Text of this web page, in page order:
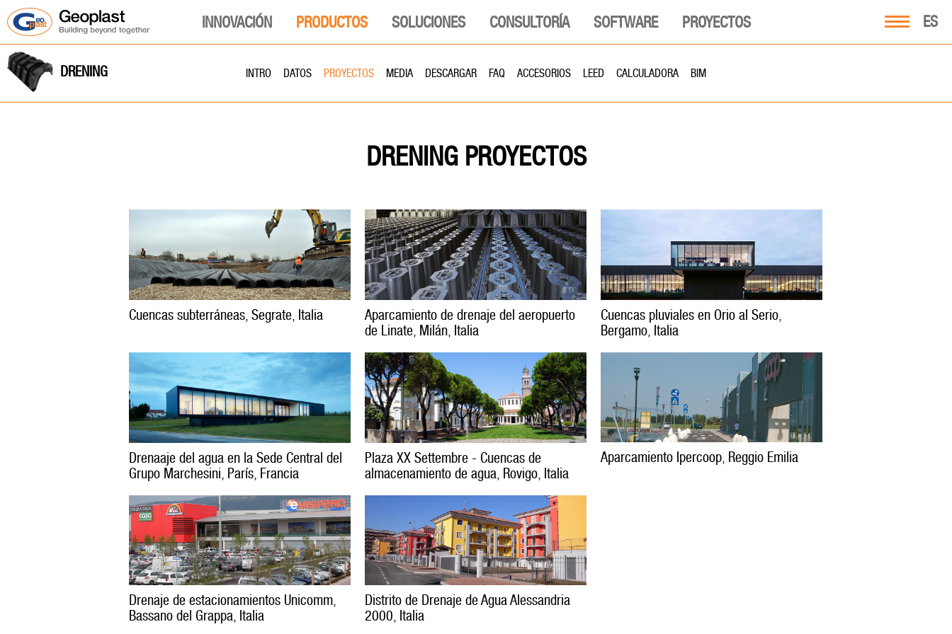
ES
INNOVACIÓN PRODUCTOS SOLUCIONES CONSULTORÍA SOFTWARE PROYECTOS
DRENING INTRO DATOS PROYECTOS MEDIA DESCARGAR FAQ ACCESORIOS LEED CALCULADORA BIM
DRENING PROYECTOS
Cuencas subterráneas, Segrate, Italia
Aparcamiento de drenaje del aeropuerto
de Linate, Milán, Italia
Cuencas pluviales en Orio al Serio,
Bergamo, Italia
Drenaaje del agua en la Sede Central del
Grupo Marchesini, París, Francia
Plaza XX Settembre - Cuencas de
almacenamiento de agua, Rovigo, Italia
Aparcamiento Ipercoop, Reggio Emilia
Drenaje de estacionamientos Unicomm,
Bassano del Grappa, Italia
Distrito de Drenaje de Agua Alessandria
2000, Italia